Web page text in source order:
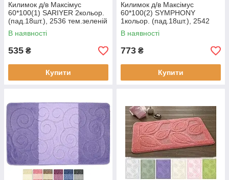
Килимок д/в Максімус
60*100(1) SARIYER 2кольор.
(пад.18шт.), 2536 тем.зеленій
В наявності
535 ₴
Купити
Килимок д/в Максімус
60*100(2) SYMPHONY
1кольор. (пад.18шт.), 2542
олива
В наявності
773 ₴
Купити